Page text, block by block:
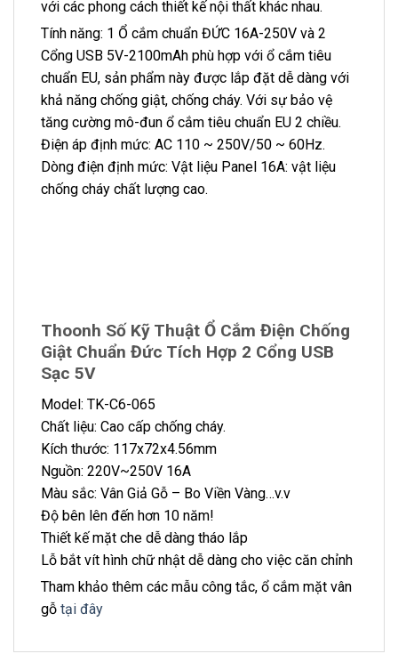
với các phong cách thiết kế nội thất khác nhau.
Tính năng: 1 Ổ cắm chuẩn ĐỨC 16A-250V và 2
Cổng USB 5V-2100mAh phù hợp với ổ cắm tiêu
chuẩn EU, sản phẩm này được lắp đặt dễ dàng với
khả năng chống giật, chống cháy. Với sự bảo vệ
tăng cường mô-đun ổ cắm tiêu chuẩn EU 2 chiều.
Điện áp định mức: AC 110 ~ 250V/50 ~ 60Hz.
Dòng điện định mức: Vật liệu Panel 16A: vật liệu
chống cháy chất lượng cao.
Thoonh Số Kỹ Thuật Ổ Cắm Điện Chống
Giật Chuẩn Đức Tích Hợp 2 Cổng USB
Sạc 5V
Model: TK-C6-065
Chất liệu: Cao cấp chống cháy.
Kích thước: 117x72x4.56mm
Nguồn: 220V~250V 16A
Màu sắc: Vân Giả Gỗ – Bo Viền Vàng…v.v
Độ bên lên đến hơn 10 năm!
Thiết kế mặt che dễ dàng tháo lắp
Lỗ bắt vít hình chữ nhật dễ dàng cho việc căn chỉnh
Tham khảo thêm các mẫu công tắc, ổ cắm mặt vân
gỗ tại đây